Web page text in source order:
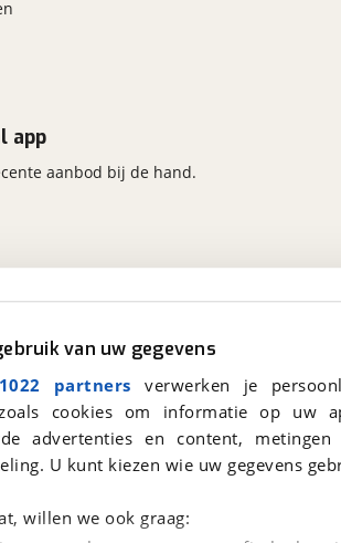
van uw gegevens
partners verwerken je
zoals cookies om informatie op
advertenties en content,
U kunt kiezen wie uw gegevens
willen we ook graag:
van
app
aanbod bij de hand.
en Privacyverklaring